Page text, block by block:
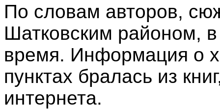
По словам авторов,
Шатковским районом,
время. Информация о
пунктах бралась из
интернета.